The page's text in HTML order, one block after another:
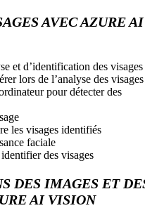
AVEC AZURE AI
et d’identification des visages
lors de l’analyse des visages
pour détecter des
les visages identifiés
faciale
des visages
DES IMAGES ET
AI VISION